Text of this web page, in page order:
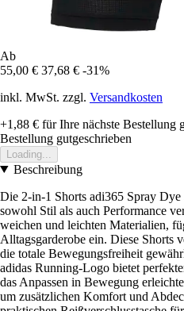
Ab
55,00 € 37,68 € -31%
inkl. MwSt. zzgl. Versandkosten
+1,88 € für Ihre nächste Bestellung
Bestellung gutgeschrieben
Loading...
Beschreibung
Die 2-in-1 Shorts adi365 Spray
sowohl Stil als auch Performance
weichen und leichten Materialien,
Alltagsgarderobe ein. Diese Shorts
die totale Bewegungsfreiheit
adidas Running-Logo bietet
das Anpassen in Bewegung
um zusätzlichen Komfort und